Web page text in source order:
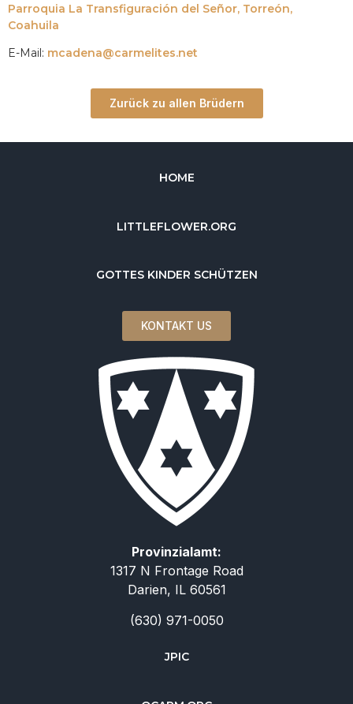
Parroquia La Transfiguración del Señor, Torreón,
Coahuila
E-Mail: mcadena@carmelites.net
Zurück zu allen Brüdern
HOME
LITTLEFLOWER.ORG
GOTTES KINDER SCHÜTZEN
KONTAKT US
Provinzialamt:
1317 N Frontage Road
Darien, IL 60561
(630) 971-0050
JPIC